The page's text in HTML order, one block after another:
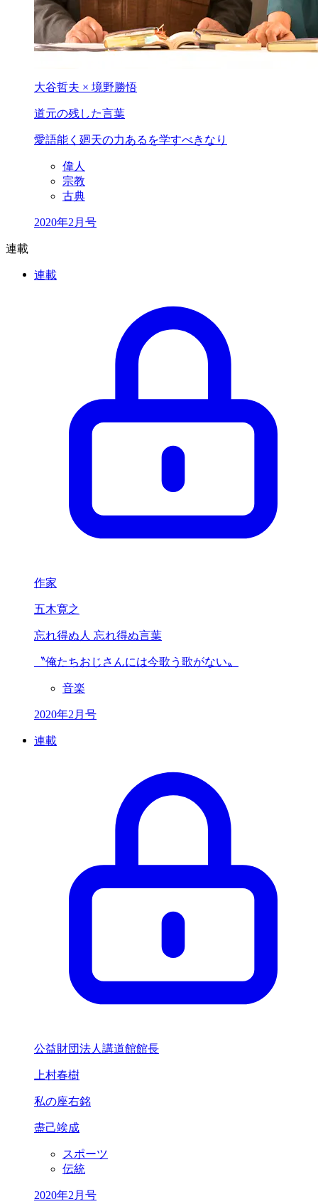
大谷哲夫 × 境野勝悟
道元の残した言葉
愛語能く廻天の力あるを学すべきなり
偉人
宗教
古典
2020年2月号
連載
連載
作家
五木寛之
忘れ得ぬ人 忘れ得ぬ言葉
〝俺たちおじさんには今歌う歌がない〟
音楽
2020年2月号
連載
公益財団法人講道館館長
上村春樹
私の座右銘
盡己竢成
スポーツ
伝統
2020年2月号